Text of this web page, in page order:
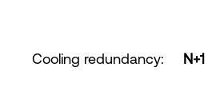
Cooling redundancy: N+1